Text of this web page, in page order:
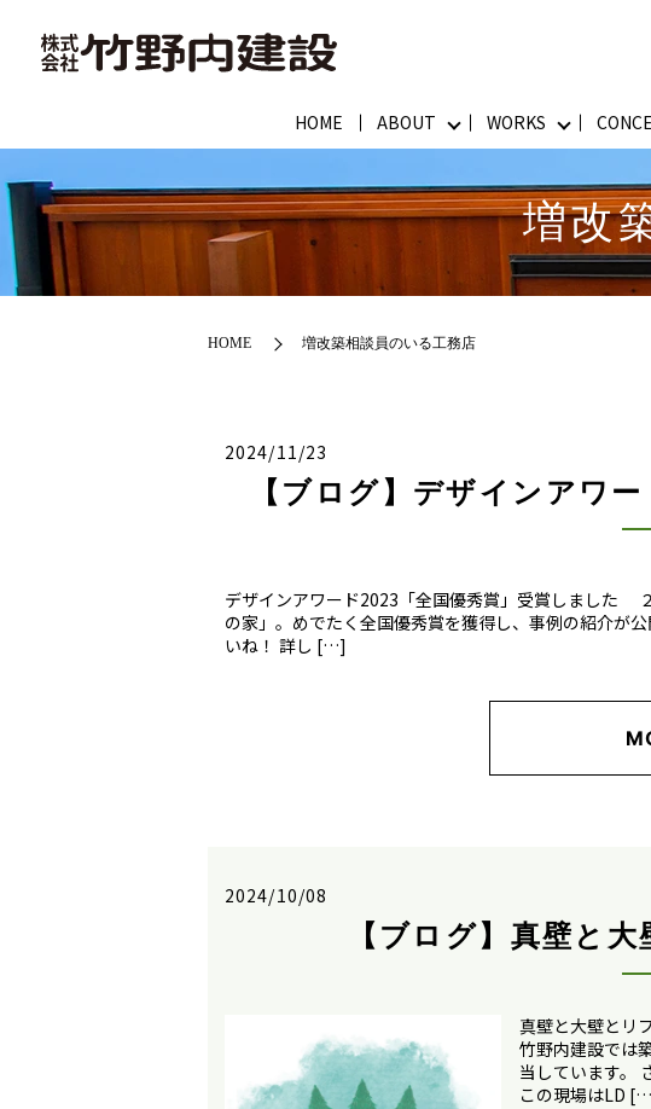
HOME ABOUT WORKS
増改
HOME 増改築相談員のいる工務店
2024/11/23
【ブログ】デザインアワ
デザインアワード2023「全国優秀賞」受賞しました
の家」。めでたく全国優秀賞を獲得し、事例の紹介が
いね！ 詳し […]
2024/10/08
【ブログ】真壁と
真壁と大壁とリ
竹野内建設では
当しています。
この現場はLD